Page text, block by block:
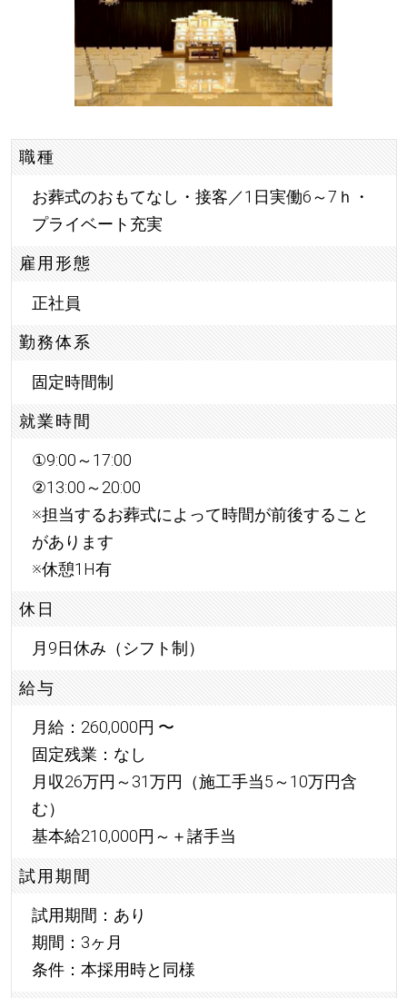
職種
お葬式のおもてなし・接客／1日実働6～7ｈ・
プライベート充実
雇用形態
正社員
勤務体系
固定時間制
就業時間
①9:00～17:00
②13:00～20:00
※担当するお葬式によって時間が前後すること
があります
※休憩1H有
休日
月9日休み（シフト制）
給与
月給：260,000円 〜
固定残業：なし
月収26万円～31万円（施工手当5～10万円含
む）
基本給210,000円～＋諸手当
試用期間
試用期間：あり
期間：3ヶ月
条件：本採用時と同様